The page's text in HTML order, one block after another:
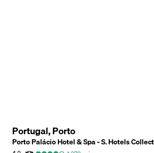
Portugal, Porto
Porto Palácio Hotel & Spa - S. Hotels